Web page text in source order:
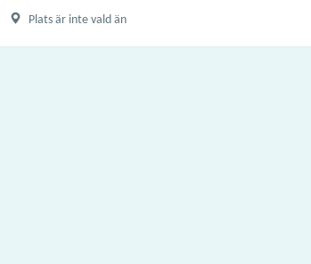
Plats är inte vald än